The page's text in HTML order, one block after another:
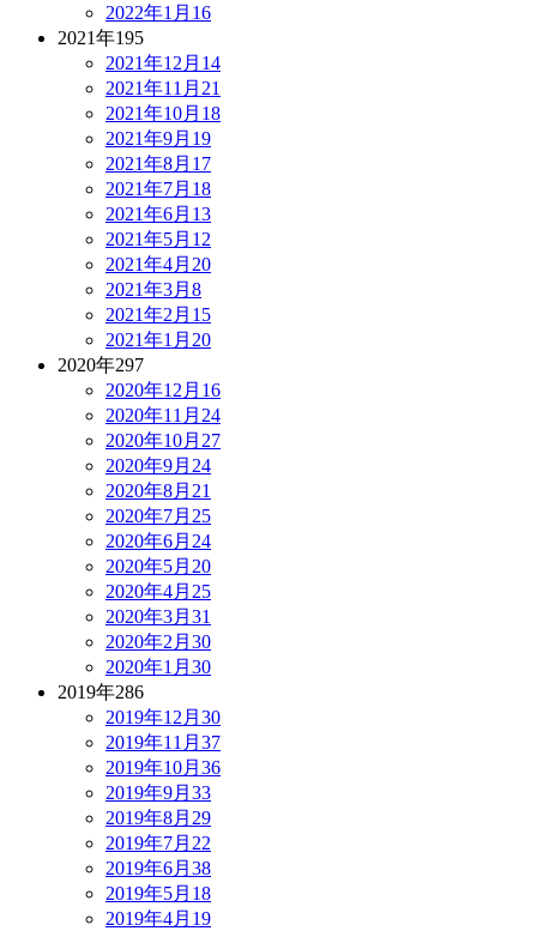
2022年1月 16
2021年195
2021年12月 14
2021年11月 21
2021年10月 18
2021年9月 19
2021年8月 17
2021年7月 18
2021年6月 13
2021年5月 12
2021年4月 20
2021年3月 8
2021年2月 15
2021年1月 20
2020年297
2020年12月 16
2020年11月 24
2020年10月 27
2020年9月 24
2020年8月 21
2020年7月 25
2020年6月 24
2020年5月 20
2020年4月 25
2020年3月 31
2020年2月 30
2020年1月 30
2019年286
2019年12月 30
2019年11月 37
2019年10月 36
2019年9月 33
2019年8月 29
2019年7月 22
2019年6月 38
2019年5月 18
2019年4月 19